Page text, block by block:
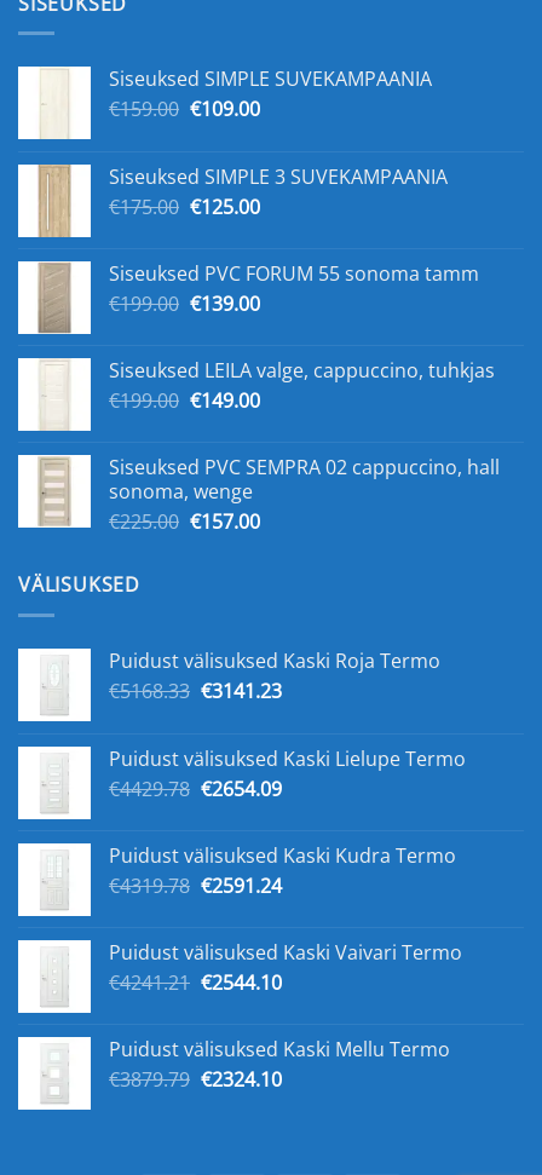
Siseuksed SIMPLE SUVEKAMPAANIA
€159.00 Original
€159.00.
€109.00Current
€109.00.
Siseuksed SIMPLE 3 SUVEKAMPAANIA
€175.00 Original
€175.00.
€125.00Current
€125.00.
Siseuksed PVC FORUM 55 sonoma tamm
€199.00 Original
€199.00.
€139.00Current
€139.00.
Siseuksed LEILA valge, cappuccino, tuhkjas
€199.00 Original
€199.00.
€149.00Current
€149.00.
Siseuksed PVC SEMPRA 02 cappuccino, hall
sonoma, wenge
€225.00 Original
€157.00Current
VÄLISUKSED
Puidust välisuksed Kaski Roja Termo
€5168.33 Original
€5168.33.
€3141.23Current
€3141.23.
Puidust välisuksed Kaski Lielupe Termo
€4429.78 Original
€4429.78.
€2654.09Current
€2654.09.
Puidust välisuksed Kaski Kudra Termo
€4319.78 Original
€4319.78.
€2591.24Current
€2591.24.
Puidust välisuksed Kaski Vaivari Termo
€4241.21 Original
€4241.21.
€2544.10Current
€2544.10.
Puidust välisuksed Kaski Mellu Termo
€3879.79 Original
€2324.10Current